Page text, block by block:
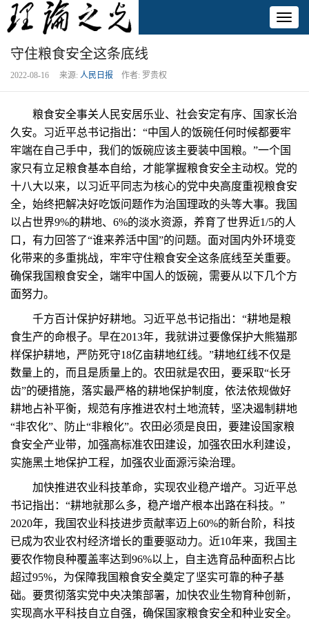
守住粮食安全这条底线
2022-08-16 来源: 人民日报 作者: 罗贵权
粮食安全事关人民安居乐业、社会安定有序、国家长治
久安。习近平总书记指出：“中国人的饭碗任何时候都要牢
牢端在自己手中，我们的饭碗应该主要装中国粮。”一个国
家只有立足粮食基本自给，才能掌握粮食安全主动权。党的
十八大以来，以习近平同志为核心的党中央高度重视粮食安
全，始终把解决好吃饭问题作为治国理政的头等大事。我国
以占世界9%的耕地、6%的淡水资源，养育了世界近1/5的人
口，有力回答了“谁来养活中国”的问题。面对国内外环境变
化带来的多重挑战，牢牢守住粮食安全这条底线至关重要。
确保我国粮食安全，端牢中国人的饭碗，需要从以下几个方
面努力。
千方百计保护好耕地。习近平总书记指出：“耕地是粮
食生产的命根子。早在2013年，我就讲过要像保护大熊猫那
样保护耕地，严防死守18亿亩耕地红线。”耕地红线不仅是
数量上的，而且是质量上的。农田就是农田，要采取“长牙
齿”的硬措施，落实最严格的耕地保护制度，依法依规做好
耕地占补平衡，规范有序推进农村土地流转，坚决遏制耕地
“非农化”、防止“非粮化”。农田必须是良田，要建设国家粮
食安全产业带，加强高标准农田建设，加强农田水利建设，
实施黑土地保护工程，加强农业面源污染治理。
加快推进农业科技革命，实现农业稳产增产。习近平总
书记指出：“耕地就那么多，稳产增产根本出路在科技。”
2020年，我国农业科技进步贡献率迈上60%的新台阶，科技
已成为农业农村经济增长的重要驱动力。近10年来，我国主
要农作物良种覆盖率达到96%以上，自主选育品种面积占比
超过95%，为保障我国粮食安全奠定了坚实可靠的种子基
础。要贯彻落实党中央决策部署，加快农业生物育种创新，
实现高水平科技自立自强，确保国家粮食安全和种业安全。